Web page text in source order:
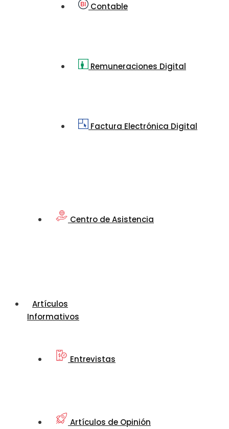
Contable
Remuneraciones Digital
Factura Electrónica Digital
Centro de Asistencia
Artículos
Informativos
Entrevistas
Artículos de Opinión